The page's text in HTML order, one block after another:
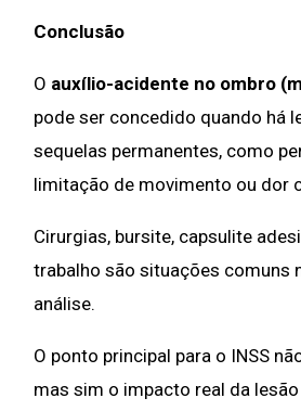
Conclusão
O auxílio-acidente no ombro
pode ser concedido quando há
sequelas permanentes, como
limitação de movimento ou dor
Cirurgias, bursite, capsulite
trabalho são situações comuns
análise.
O ponto principal para o INSS
mas sim o impacto real da